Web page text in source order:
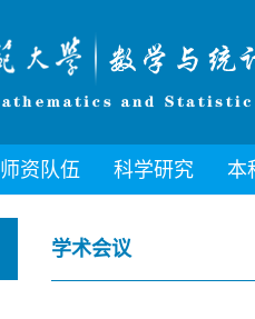
师资队伍 科学研究 本
学术会议